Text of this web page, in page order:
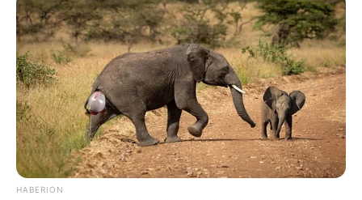
HABERION